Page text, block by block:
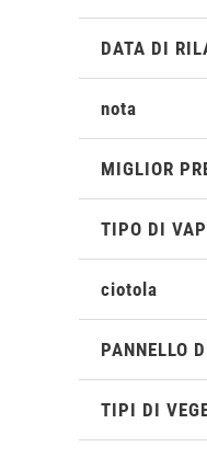
DATA DI
nota
MIGLIOR
TIPO DI
ciotola
PANNELLO
TIPI DI